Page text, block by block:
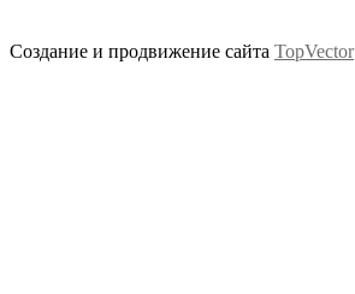
Создание и продвижение сайта TopVector